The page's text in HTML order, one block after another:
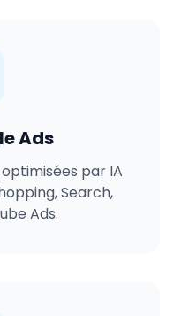
Ads
par IA
Search,
Ads.